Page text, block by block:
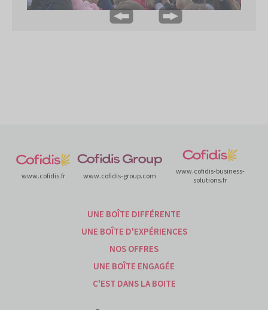
www.cofidis.fr www.cofidis-group.com
www.cofidis-business-
solutions.fr
UNE BOÎTE DIFFÉRENTE
UNE BOÎTE D'EXPÉRIENCES
NOS OFFRES
UNE BOÎTE ENGAGÉE
C'EST DANS LA BOITE